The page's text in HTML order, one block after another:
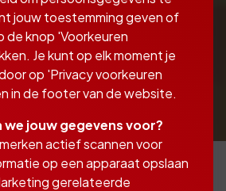
jouw toestemming geven of
de knop 'Voorkeuren
Je kunt op elk moment je
op 'Privacy voorkeuren
in de footer van de website.
we jouw gegevens voor?
actief scannen voor
op een apparaat opslaan
gerelateerde